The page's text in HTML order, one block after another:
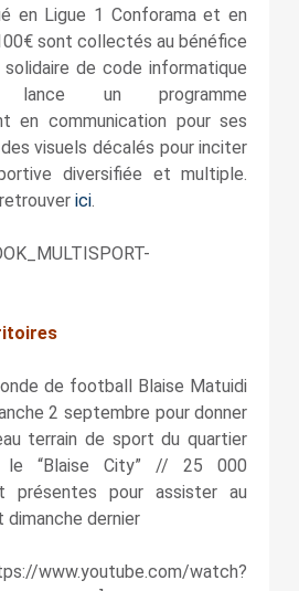
en Ligue 1 Conforama et en
sont collectés au bénéfice
de code informatique
un programme
en communication pour ses
visuels décalés pour inciter
diversifiée et multiple.
ici.
de football Blaise Matuidi
2 septembre pour donner
terrain de sport du quartier
le “Blaise City” // 25 000
présentes pour assister au
dimanche dernier
watch?